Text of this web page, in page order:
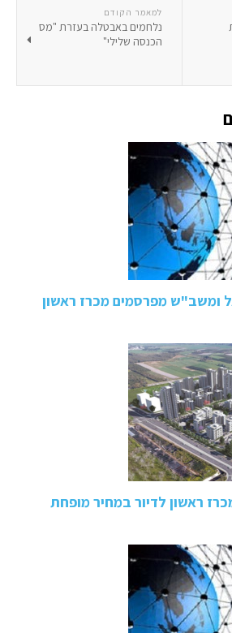
למאמר הקודם
נלחמים באבטלה בעזרת "מס
הכנסה שלילי"
ומשב"ש מפרסמים מכרז ראשון
ראשון לדיור במחיר מופחת